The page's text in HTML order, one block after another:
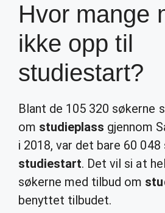
Hvor mange
ikke opp til
studiestart?
Blant de 105 320 søkerne
om studieplass gjennom
i 2018, var det bare 60
studiestart. Det vil si at
søkerne med tilbud om
benyttet tilbudet.